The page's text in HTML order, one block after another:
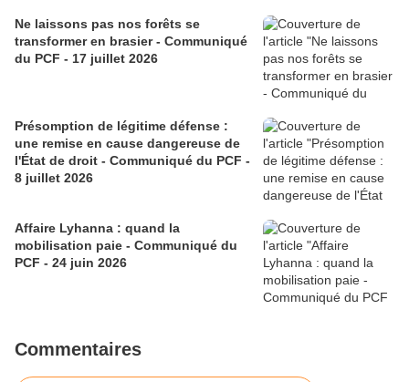
Ne laissons pas nos forêts se
transformer en brasier - Communiqué
du PCF - 17 juillet 2026
Présomption de légitime défense :
une remise en cause dangereuse de
l'État de droit - Communiqué du PCF -
8 juillet 2026
Affaire Lyhanna : quand la
mobilisation paie - Communiqué du
PCF - 24 juin 2026
Commentaires